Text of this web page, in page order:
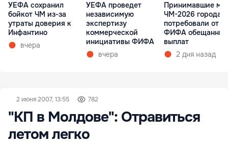
УЕФА сохранил
бойкот ЧМ из-за
утраты доверия к
Инфантино
вчера
УЕФА проведет
независимую
экспертизу
коммерческой
инициативы ФИФА
вчера
Принимавшие
ЧМ-2026 города
потребовали от
ФИФА обещанных
выплат
2 дня назад
2 июня 2007, 13:55 782
"КП в Молдове": Отравиться
летом легко